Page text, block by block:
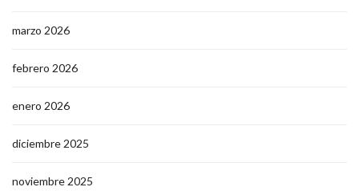
marzo 2026
febrero 2026
enero 2026
diciembre 2025
noviembre 2025